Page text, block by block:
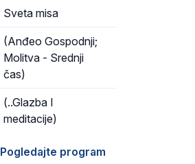
Sveta misa
(Anđeo Gospodnji;
Molitva - Srednji
čas)
(..Glazba I
meditacije)
Pogledajte program